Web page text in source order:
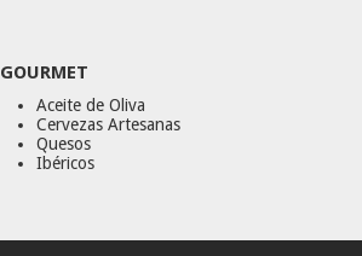
GOURMET
Aceite de Oliva
Cervezas Artesanas
Quesos
Ibéricos